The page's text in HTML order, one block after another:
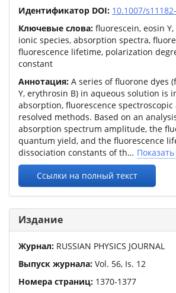
Идентификатор DOI: 10.1007/
Ключевые слова: fluorescein, eosin
ionic species, absorption spectra,
fluorescence lifetime, polarization
constant
Аннотация: A series of fluorone dyes
Y, erythrosin B) in aqueous solution is
absorption, fluorescence
resolved methods. Based on an
absorption spectrum amplitude, the
quantum yield, and the fluorescence
dissociation constants of th
Ссылки на полный текст
Издание
Журнал: RUSSIAN PHYSICS JOURNAL
Выпуск журнала: Vol. 56, Is. 12
Номера страниц: 1370-1377